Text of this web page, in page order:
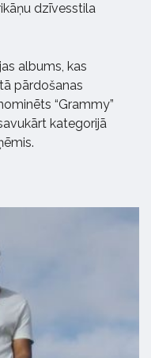
dzīvesstila
albums, kas
pārdošanas
“Grammy”
kategorijā